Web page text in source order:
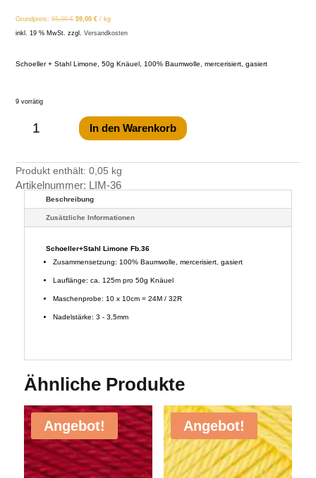
war:
Grundpreis:65,00€ 59,00€ / kg
inkl. 19 % MwSt.
zzgl.Versandkosten
Schoeller + Stahl Limone, 50g Knäuel, 100% Baumwolle, mercerisiert, gasiert
9 vorrätig
Schoeller+Stahl
Fb.36
Menge In den Warenkorb
Produkt enthält: 0,05 kg
Artikelnummer: LIM-36
Beschreibung
Zusätzliche Informationen
Schoeller+Stahl Limone Fb.36
Zusammensetzung: 100% Baumwolle, mercerisiert, gasiert
Lauflänge: ca. 125m pro 50g Knäuel
Maschenprobe: 10 x 10cm = 24M / 32R
Nadelstärke: 3 - 3,5mm
Ähnliche Produkte
Angebot! Angebot!